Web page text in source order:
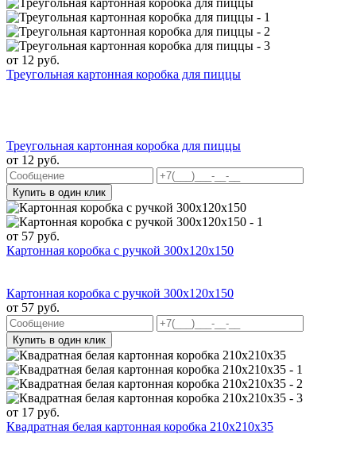
от 12 руб.
Треугольная картонная коробка для пиццы
Треугольная картонная коробка для пиццы
от 12 руб.
Купить в один клик
от 57 руб.
Картонная коробка с ручкой 300х120х150
Картонная коробка с ручкой 300х120х150
от 57 руб.
Купить в один клик
от 17 руб.
Квадратная белая картонная коробка 210х210х35